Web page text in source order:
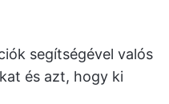
segítségével valós
és azt, hogy ki